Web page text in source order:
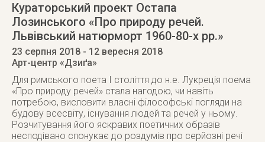
Кураторський проект Остапа
Лозинського «Про природу речей.
Львівський натюрморт 1960-80-х рр.»
23 серпня 2018 - 12 вересня 2018
Арт-центр «Дзиґа»
Для римського поета І століття до н.е. Лукреція поема
«Про природу речей» стала нагодою, чи навіть
потребою, висловити власні філософські погляди на
будову всесвіту, існування людей та речей у ньому.
Розчитування його яскравих поетичних образів
несподівано спонукає до роздумів про серйозні речі